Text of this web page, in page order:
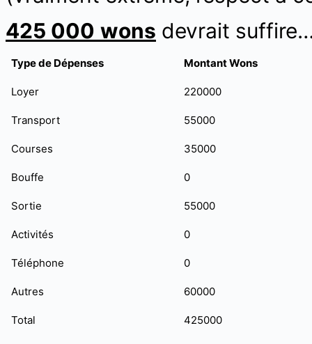
425 000 wons devrait
Type de Dépenses Montant Wons
Loyer 220000
Transport 55000
Courses 35000
Bouffe 0
Sortie 55000
Activités 0
Téléphone 0
Autres 60000
Total 425000